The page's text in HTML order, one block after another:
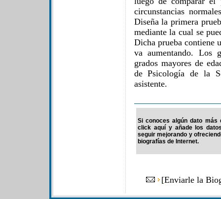
circunstancias
Diseña la primera
mediante la cual se
Dicha prueba contiene
va aumentando. Los
grados mayores de
de Psicología de la
asistente.
Si conoces algún dato
click aquí y añade los
seguir mejorando y
biografías de Internet.
[Enviarle la